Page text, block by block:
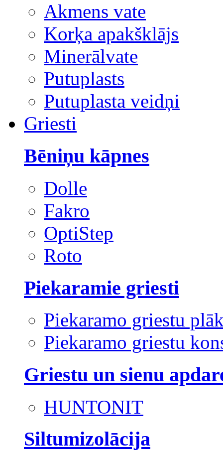
Akmens vate
Korķa apakšklājs
Minerālvate
Putuplasts
Putuplasta veidņi
Griesti
Bēniņu kāpnes
Dolle
Fakro
OptiStep
Roto
Piekaramie griesti
Piekaramo griestu
Piekaramo griestu
Griestu un sienu
HUNTONIT
Siltumizolācija